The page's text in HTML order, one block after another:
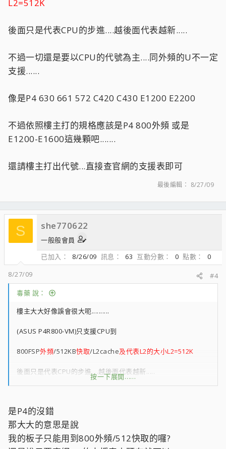
L2=512K
後面只是代表CPU的步進....越後面代表越新.....
不過一切還是要以CPU的代號為主....同外頻的U不一定
支援......
像是P4 630 661 572 C420 C430 E1200 E2200
不過依照樓主打的規格應該是P4 800外頻 或是
E1200-E1600這幾顆吧.......
還請樓主打出代號...直接查官網的支援表即可
最後編輯： 8/27/09
S she770622
一般般會員
已加入
8/26/09 訊息 63 互動分數 0 點數
0
8/27/09
#4
毒藥 說：
樓主大大好像誤會很大呃..........
(ASUS P4R800-VM)只支援CPU到
800FSP外頻/512KB快取/L2cache及代表L2的大小L2=512K
後面只是代表CPU的步進....越後面代表越新.....
像是P4 630 661 572 C420 C430 E1200 E2200
不過依照樓主打的規格應該是P4 800外頻 或是E1200-E1600這幾
顆吧.......
按一下展開……
是P4的沒錯
那大大的意思是說
我的板子只能用到800外頻/512快取的囉?